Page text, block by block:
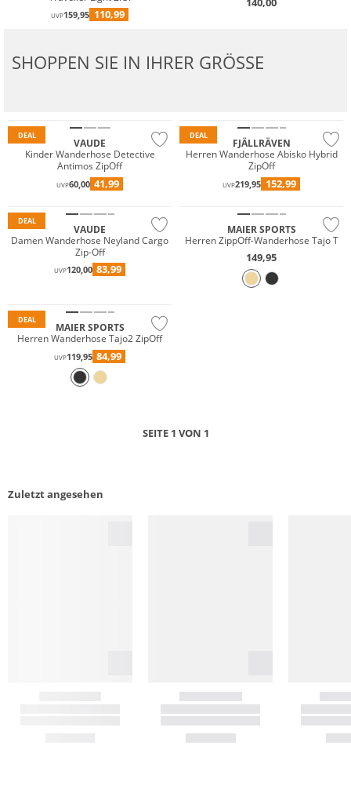
UVP159,95 110,99
SHOPPEN SIE IN IHRER GRÖSSE
DEAL
VAUDE
Kinder Wanderhose Detective
Antimos ZipOff
UVP60,00 41,99
DEAL
FJÄLLRÄVEN
Herren Wanderhose Abisko Hybrid
ZipOff
UVP219,95 152,99
DEAL
VAUDE
Damen Wanderhose Neyland Cargo
Zip-Off
UVP120,00 83,99
MAIER SPORTS
Herren ZippOff-Wanderhose Tajo T
149,95
DEAL
Große Größen
MAIER SPORTS
Herren Wanderhose Tajo2 ZipOff
UVP119,95 84,99
SEITE 1 VON 1
Zuletzt angesehen